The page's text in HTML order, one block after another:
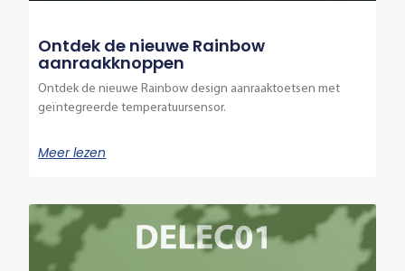
Ontdek de nieuwe Rainbow
aanraakknoppen
Ontdek de nieuwe Rainbow design aanraaktoetsen met
geïntegreerde temperatuursensor.
Meer lezen